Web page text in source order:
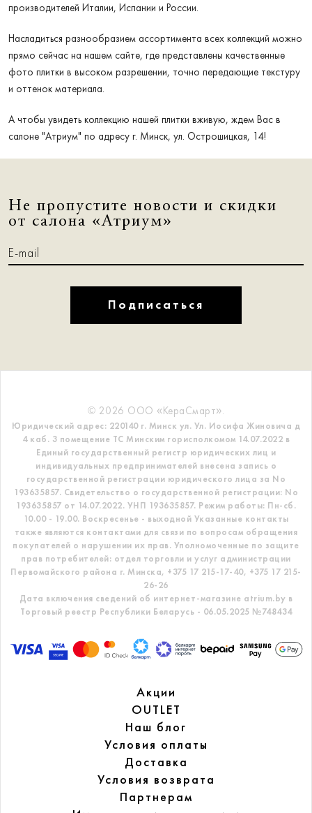
производителей Италии, Испании и России.
Насладиться разнообразием ассортимента всех коллекций можно
прямо сейчас на нашем сайте, где представлены качественные
фото плитки в высоком разрешении, точно передающие текстуру
и оттенок материала.
А чтобы увидеть коллекцию нашей плитки вживую, ждем Вас в
салоне "Атриум" по адресу г. Минск, ул. Острошицкая, 14!
Не пропустите новости и скидки
от салона «Атриум»
Подписаться
© 2026 ООО «КераСмарт».
Юридический адрес: 220140 г. Минск ул. Ул. Иосифа Жиновича д
4 каб. 3 помещение ТС Минским горисполкомом 14.07.2022 в
Единый государственный регистр юридических лиц и
индивидуальных предпринимателей внесена запись о
государственной регистрации юридического лица за No
193635857. Свидетельство о государственной регистрации: No
193635857 от 14.07.2022. УНП 193635857. Режим работы: Пн-сб.
10.00 - 19.00. Воскресенье - выходной Указанные контакты
также являются контактами для связи по вопросам обращения
покупателей о нарушении их прав. Уполномоченные по защите
прав потребителей: отдел торговли и услуг администрации
Первомайского района г. Минска, +375 17 215-17-40, +375 17 215-
26-26
Дата включения сведений об интернет-магазине atrium.by в
Торговый реестр Республики Беларусь - 06.05.2025 №748434
Акции
OUTLET
Наш блог
Условия оплаты
Доставка
Условия возврата
Партнерам